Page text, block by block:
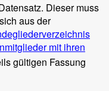
Dieser muss
aus der
mit ihren
gültigen Fassung